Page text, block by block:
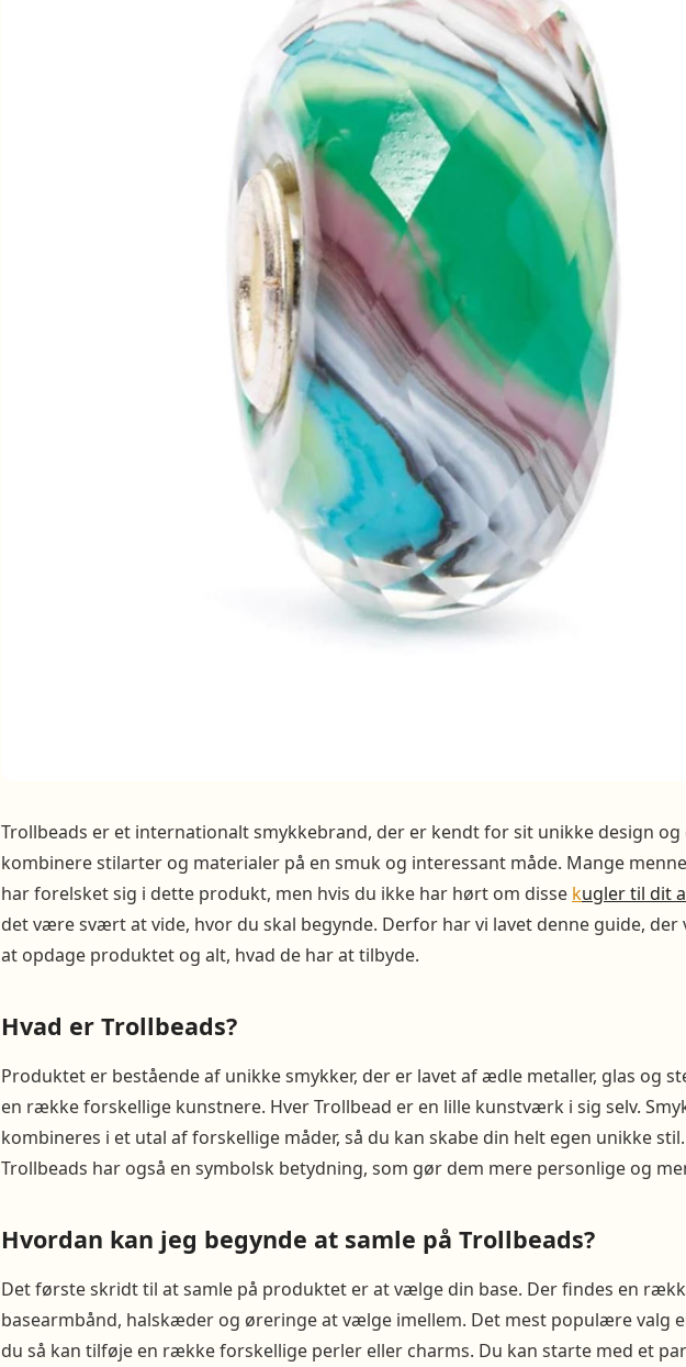
Trollbeads er et internationalt smykkebrand, der er kendt for sit unikke design og
kombinere stilarter og materialer på en smuk og interessant måde. Mange
har forelsket sig i dette produkt, men hvis du ikke har hørt om disse kugler til dit
det være svært at vide, hvor du skal begynde. Derfor har vi lavet denne guide,
at opdage produktet og alt, hvad de har at tilbyde.
Hvad er Trollbeads?
Produktet er bestående af unikke smykker, der er lavet af ædle metaller, glas og
en række forskellige kunstnere. Hver Trollbead er en lille kunstværk i sig selv.
kombineres i et utal af forskellige måder, så du kan skabe din helt egen unikke
Trollbeads har også en symbolsk betydning, som gør dem mere personlige og
Hvordan kan jeg begynde at samle på Trollbeads?
Det første skridt til at samle på produktet er at vælge din base. Der findes en
basearmbånd, halskæder og øreringe at vælge imellem. Det mest populære valg
du så kan tilføje en række forskellige perler eller charms. Du kan starte med et